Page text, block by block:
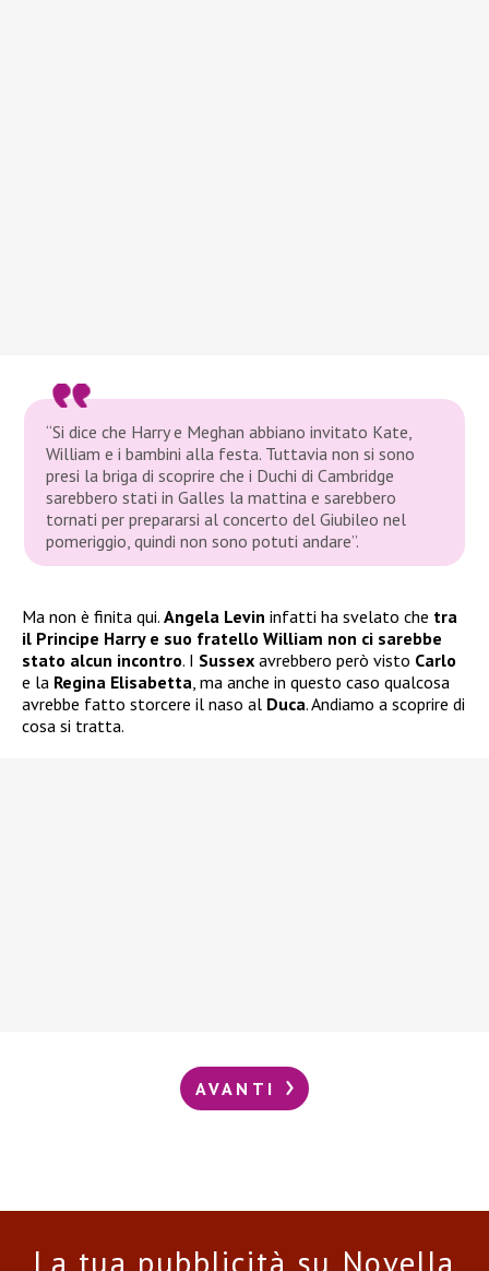
“Si dice che Harry e Meghan abbiano invitato Kate,
William e i bambini alla festa. Tuttavia non si sono
presi la briga di scoprire che i Duchi di Cambridge
sarebbero stati in Galles la mattina e sarebbero
tornati per prepararsi al concerto del Giubileo nel
pomeriggio, quindi non sono potuti andare”.
Ma non è finita qui. Angela Levin infatti ha svelato che tra
il Principe Harry e suo fratello William non ci sarebbe
stato alcun incontro. I Sussex avrebbero però visto Carlo
e la Regina Elisabetta , ma anche in questo caso qualcosa
avrebbe fatto storcere il naso al Duca. Andiamo a scoprire di
cosa si tratta.
AVANTI